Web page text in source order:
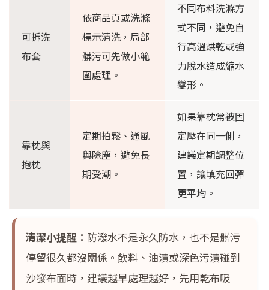
可拆洗
布套
依商品頁或洗滌
標示清洗，局部
髒污可先做小範
圍處理。
不同布料洗滌方
式不同，避免自
行高溫烘乾或強
力脫水造成縮水
變形。
靠枕與
抱枕
定期拍鬆、通風
與除塵，避免長
期受潮。
如果靠枕常被固
定壓在同一側，
建議定期調整位
置，讓填充回彈
更平均。
清潔小提醒： 防潑水不是永久防水，也不是髒污
停留很久都沒關係。飲料、油漬或深色污漬碰到
沙發布面時，建議越早處理越好，先用乾布吸